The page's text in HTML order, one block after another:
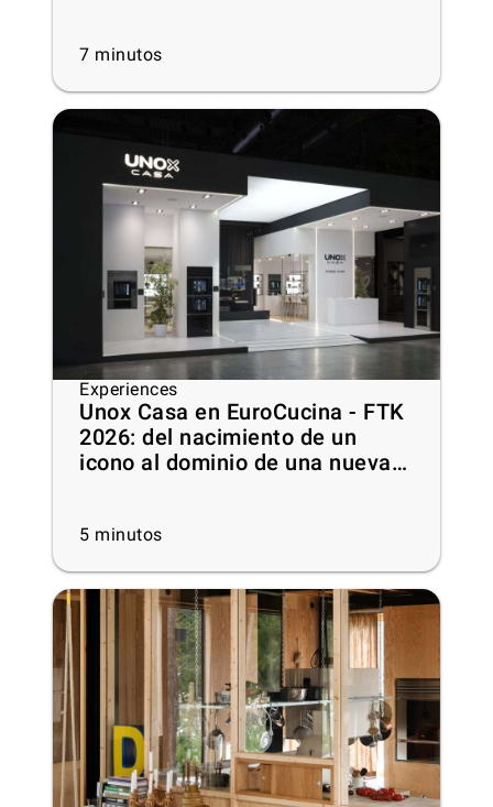
7 minutos
Experiences
Unox Casa en EuroCucina - FTK
2026: del nacimiento de un
icono al dominio de una nueva
5 minutos